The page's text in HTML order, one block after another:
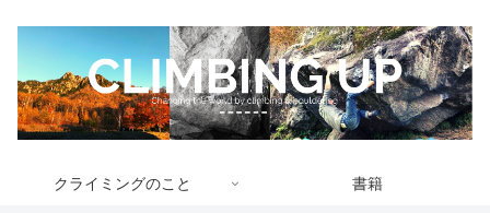
クライミングのこと 書籍